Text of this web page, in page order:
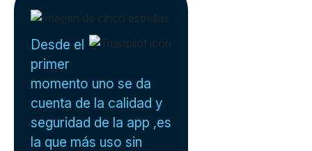
Desde el
primer
momento uno se da
cuenta de la calidad y
seguridad de la app ,es
la que más uso sin